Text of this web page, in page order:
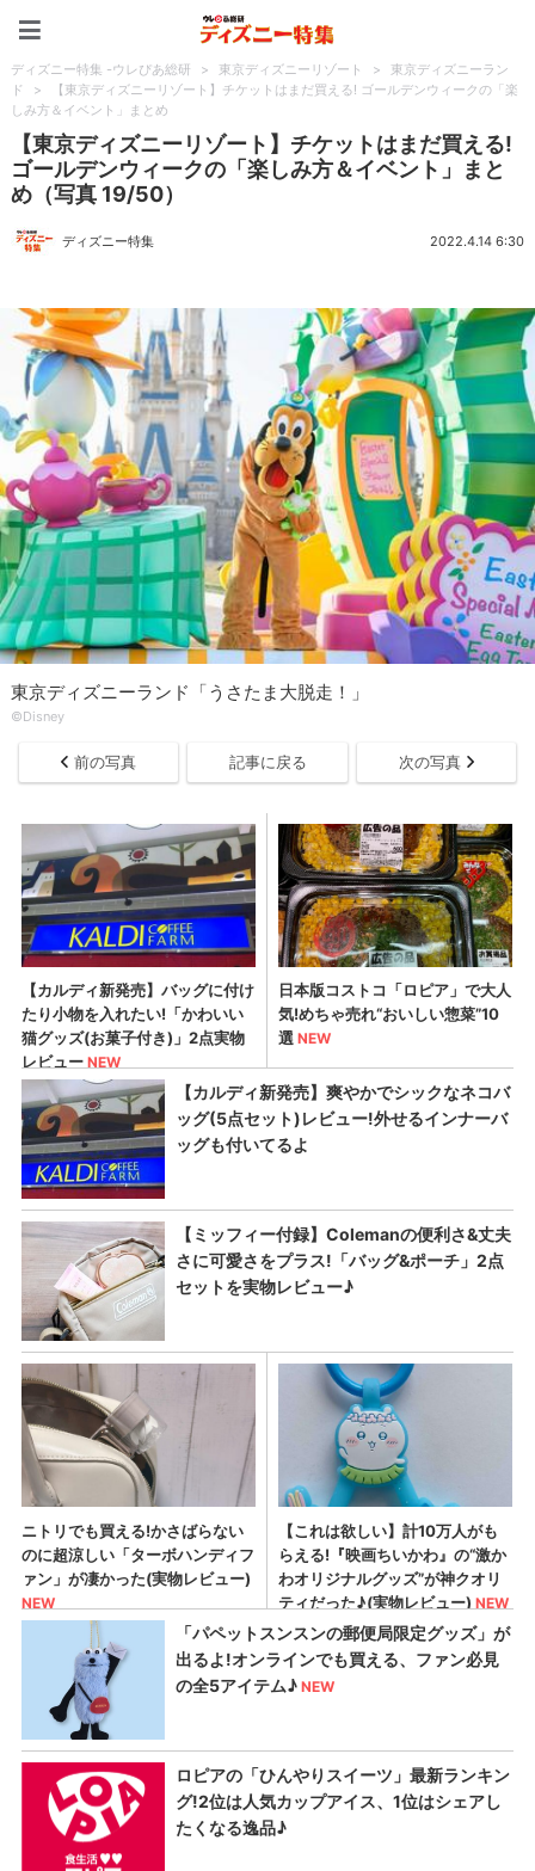
ディズニー特集 -ウレぴあ総研 > 東京ディズニーリゾート >
東京ディズニーラン
ド
>
【東京ディズニーリゾート】チケットはまだ買える! ゴールデンウィークの「楽
しみ方＆イベント」まとめ
【東京ディズニーリゾート】チケットはまだ買える!
ゴールデンウィークの「楽しみ方＆イベント」まと
め（写真 19/50）
ディズニー特集 2022.4.14 6:30
東京ディズニーランド「うさたま大脱走！」
©︎Disney
前の写真 記事に戻る 次の写真